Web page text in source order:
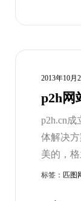
2013年10月
p2h网
p2h.cn成
体解决
美的，
标签： 匹图